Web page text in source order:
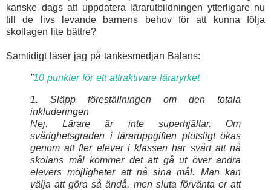
kanske dags att uppdatera lärarutbildningen ytterligare nu
till de livs levande barnens behov för att kunna följa
skollagen lite bättre?
Samtidigt läser jag på tankesmedjan Balans:
”10 punkter för ett attraktivare läraryrket
1. Släpp föreställningen om den totala
inkluderingen
Nej. Lärare är inte superhjältar. Om
svårighetsgraden i läraruppgiften plötsligt ökas
genom att fler elever i klassen har svårt att nå
skolans mål kommer det att gå ut över andra
elevers möjligheter att nå sina mål. Man kan
välja att göra så ändå, men sluta förvänta er att